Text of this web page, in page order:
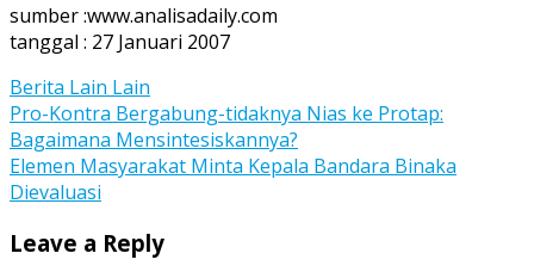
sumber :www.analisadaily.com
tanggal : 27 Januari 2007
Berita Lain Lain
Post
navigation
Pro-Kontra Bergabung-tidaknya Nias ke Protap:
Bagaimana Mensintesiskannya?
Elemen Masyarakat Minta Kepala Bandara Binaka
Dievaluasi
Leave a Reply